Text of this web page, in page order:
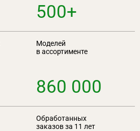
500+
Моделей
в ассортименте
860 000
Обработанных
заказов за 11 лет